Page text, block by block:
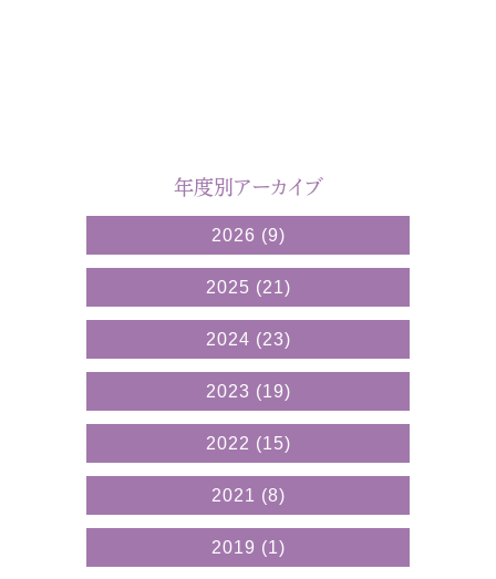
年度別アーカイブ
2026 (9)
2025 (21)
2024 (23)
2023 (19)
2022 (15)
2021 (8)
2019 (1)